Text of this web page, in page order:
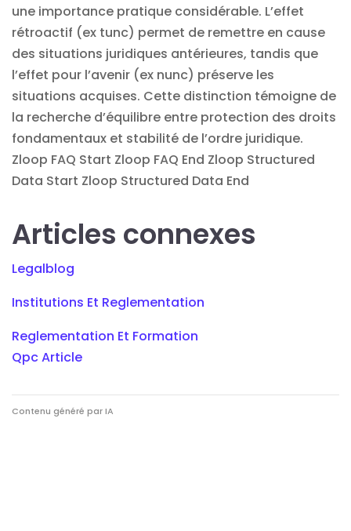
une importance pratique considérable. L’effet
rétroactif (ex tunc) permet de remettre en cause
des situations juridiques antérieures, tandis que
l’effet pour l’avenir (ex nunc) préserve les
situations acquises. Cette distinction témoigne de
la recherche d’équilibre entre protection des droits
fondamentaux et stabilité de l’ordre juridique.
Zloop FAQ Start Zloop FAQ End Zloop Structured
Data Start Zloop Structured Data End
Articles connexes
Legalblog
Institutions Et Reglementation
Reglementation Et Formation
Qpc Article
Contenu généré par IA